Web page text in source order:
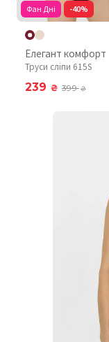
Фан Дні -40%
Елегант комфорт
Труси сліпи 615S
239 ₴ 399₴